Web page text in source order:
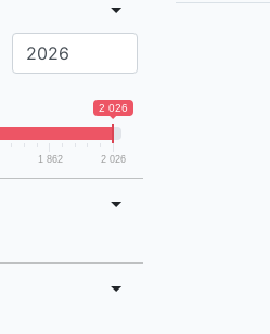
2 026
1 862 2 026